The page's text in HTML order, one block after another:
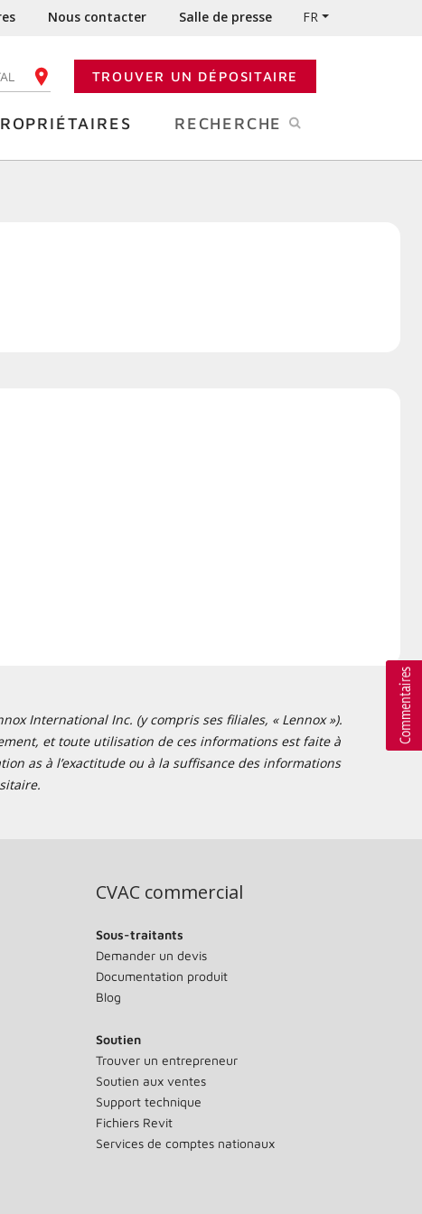
Nous contacter Salle de presse FR
CODE POSTALTROUVER UN DÉPOSITAIRE
RECHERCHE
International Inc. (y compris ses filiales, « Lennox »).
et toute utilisation de ces informations est faite à
as à l’exactitude ou à la suffisance des informations
CVAC commercial
Sous-traitants
Demander un devis
Documentation produit
Blog
Soutien
Trouver un entrepreneur
Soutien aux ventes
Support technique
Fichiers Revit
Services de comptes nationaux